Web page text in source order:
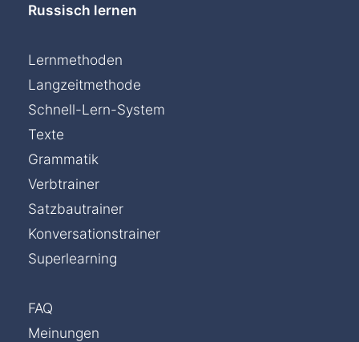
Russisch lernen
Lernmethoden
Langzeitmethode
Schnell-Lern-System
Texte
Grammatik
Verbtrainer
Satzbautrainer
Konversationstrainer
Superlearning
FAQ
Meinungen